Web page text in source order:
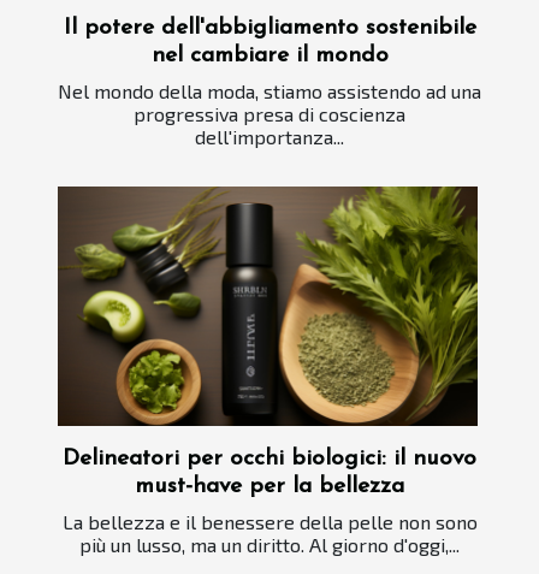
Il potere dell'abbigliamento sostenibile
nel cambiare il mondo
Nel mondo della moda, stiamo assistendo ad una
progressiva presa di coscienza
dell'importanza...
Delineatori per occhi biologici: il nuovo
must-have per la bellezza
La bellezza e il benessere della pelle non sono
più un lusso, ma un diritto. Al giorno d'oggi,...